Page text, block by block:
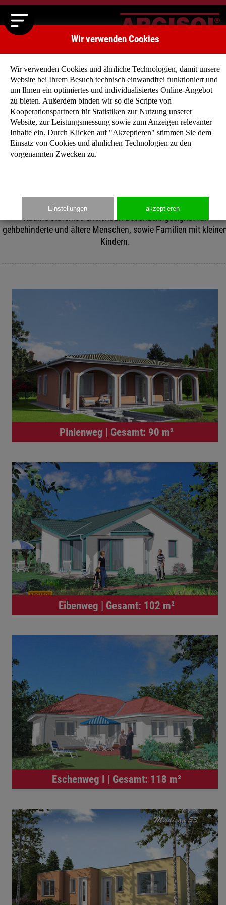
BUNGALOWS
Sie wollen die Natur mit dem Wohnen verbinden?
Wollen keine Treppen steigen? Und eine individuelle
Grundrissplanung mit offenem Raumkonzept?
Einfamilienhäuser mit verschiedenen Dachformen und alle
Räume stufenlos erreichbar! Besonders geeignet für
gehbehinderte und ältere Menschen, sowie Familien mit
Kindern.
Pinienweg | Gesamt: 90 m²
Eibenweg | Gesamt: 102 m²
Eschenweg I | Gesamt: 118 m²
Wir verwenden Cookies
Wir verwenden Cookies und ähnliche Technologien, damit unsere
Website bei Ihrem Besuch technisch einwandfrei funktioniert und
um Ihnen ein optimiertes und individualisiertes Online-Angebot
zu bieten. Außerdem binden wir so die Scripte von
Kooperationspartnern für Statistiken zur Nutzung unserer
Website, zur Leistungsmessung sowie zum Anzeigen relevanter
Inhalte ein. Durch Klicken auf "Akzeptieren" stimmen Sie dem
Einsatz von Cookies und ähnlichen Technologien zu den
vorgenannten Zwecken zu.
Einstellungen akzeptieren